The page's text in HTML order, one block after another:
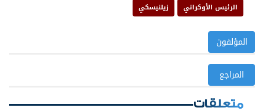
الرئيس الأوكراني زيلنيسكي
المؤلفون
المراجع
متعلقات